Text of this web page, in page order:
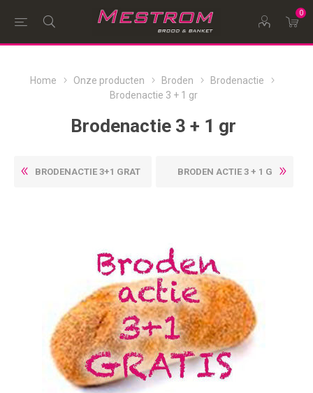
0
Home Onze producten Broden
Brodenactie
Brodenactie 3 + 1 gr
Brodenactie 3 + 1 gr
BRODENACTIE 3+1 GRAT BRODEN ACTIE 3 + 1 G